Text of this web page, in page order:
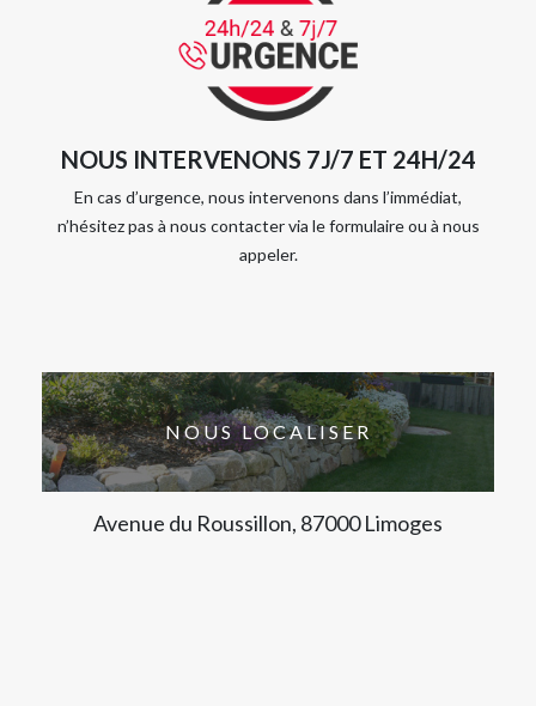
NOUS INTERVENONS 7J/7 ET 24H/24
En cas d’urgence, nous intervenons dans l’immédiat,
n’hésitez pas à nous contacter via le formulaire ou à nous
appeler.
NOUS LOCALISER
Avenue du Roussillon, 87000 Limoges